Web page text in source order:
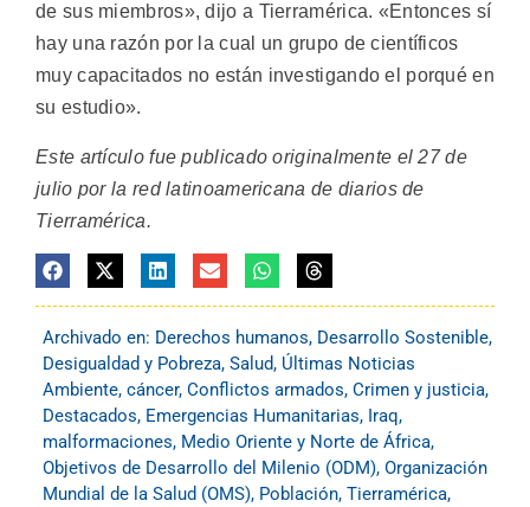
de sus miembros», dijo a Tierramérica. «Entonces sí
hay una razón por la cual un grupo de científicos
muy capacitados no están investigando el porqué en
su estudio».
Este artículo fue publicado originalmente el 27 de
julio por la red latinoamericana de diarios de
Tierramérica.
Archivado en: Derechos humanos, Desarrollo Sostenible,
Desigualdad y Pobreza, Salud, Últimas Noticias
Ambiente, cáncer, Conflictos armados, Crimen y justicia,
Destacados, Emergencias Humanitarias, Iraq,
malformaciones, Medio Oriente y Norte de África,
Objetivos de Desarrollo del Milenio (ODM), Organización
Mundial de la Salud (OMS), Población, Tierramérica,